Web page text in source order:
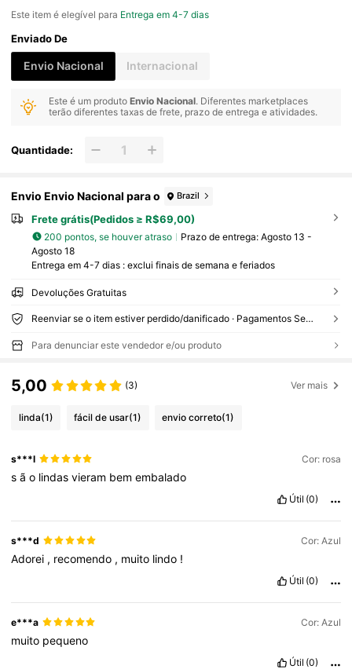
Este item é elegível para Entrega em 4-7 dias
Enviado De
Envio Nacional Internacional
Este é um produtoEnvio Nacional. Diferentes marketplaces
terão diferentes taxas de frete, prazo de entrega e atividades.
Quantidade:
Envio Envio Nacional para o Brazil
Frete grátis(Pedidos ≥ R$69,00)
200 pontos, se houver atraso Prazo de entrega: Agosto 13 -
Agosto 18
Entrega em 4-7 dias : exclui finais de semana e feriados
Devoluções Gratuitas
Reenviar se o item estiver perdido/danificado · Pagamentos Seguros · Proteção de privacidade
Para denunciar este vendedor e/ou produto
5,00 (3) Ver mais
linda(1) fácil de usar(1) envio correto(1)
s***l Cor: rosa
são lindasvieram bemembalado
Útil (0)
s***d Cor: Azul
Adorei , recomendo , muito lindo !
Útil (0)
e***a Cor: Azul
muito pequeno
Útil (0)